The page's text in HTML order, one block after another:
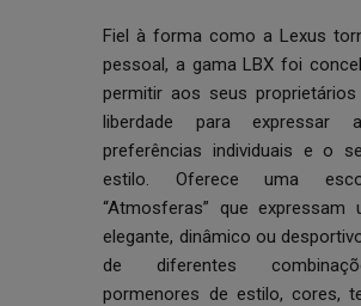
Fiel à forma como a Lexus
pessoal, a gama LBX foi
permitir aos seus
liberdade para expressar
preferências individuais e o
estilo. Oferece uma
“Atmosferas” que expressam
elegante, dinâmico ou
de diferentes
pormenores de estilo, cores,